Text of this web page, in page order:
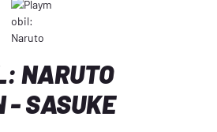
NARUTO
- SASUKE